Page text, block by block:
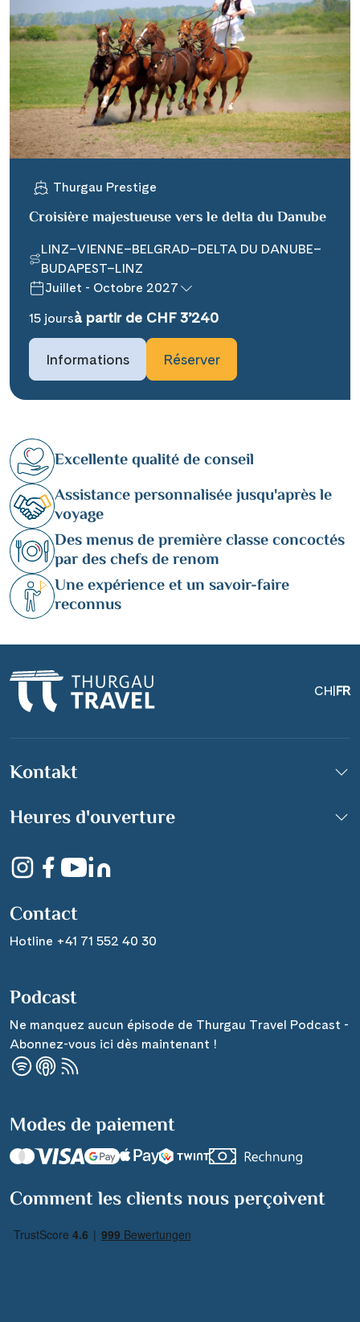
Strassburg/Frankreich
Thurgau Prestige
Croisière majestueuse vers le delta du Danube
LINZ–VIENNE–BELGRAD–DELTA DU DANUBE–
BUDAPEST–LINZ
Juillet - Octobre 2027
15 joursà partir de CHF 3’240
Informations Réserver
Excellente qualité de conseil
Assistance personnalisée jusqu'après le
voyage
Des menus de première classe concoctés
par des chefs de renom
Une expérience et un savoir-faire
reconnus
CH|FR
Kontakt
Heures d'ouverture
Contact
Hotline +41 71 552 40 30
Podcast
Ne manquez aucun épisode de Thurgau Travel Podcast -
Abonnez-vous ici dès maintenant !
Modes de paiement
Comment les clients nous perçoivent